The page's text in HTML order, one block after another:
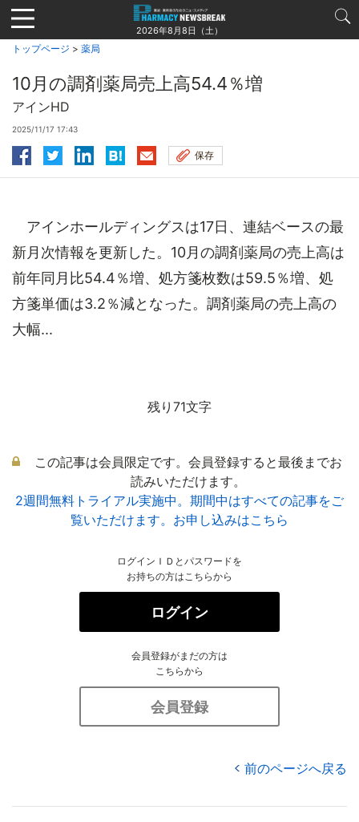
Jump
to
navigation
2026年8月8日（土）
トップページ > 薬局
10月の調剤薬局売上高54.4％増
アインHD
2025/11/17 17:43
保存
アインホールディングスは17日、連結ベースの最
新月次情報を更新した。10月の調剤薬局の売上高は
前年同月比54.4％増、処方箋枚数は59.5％増、処
方箋単価は3.2％減となった。調剤薬局の売上高の
大幅...
残り71文字
この記事は会員限定です。会員登録すると最後までお
読みいただけます。
2週間無料トライアル実施中。期間中はすべての記事をご
覧いただけます。お申し込みはこちら
ログインＩＤとパスワードを
お持ちの方はこちらから
ログイン
会員登録がまだの方は
こちらから
会員登録
前のページへ戻る